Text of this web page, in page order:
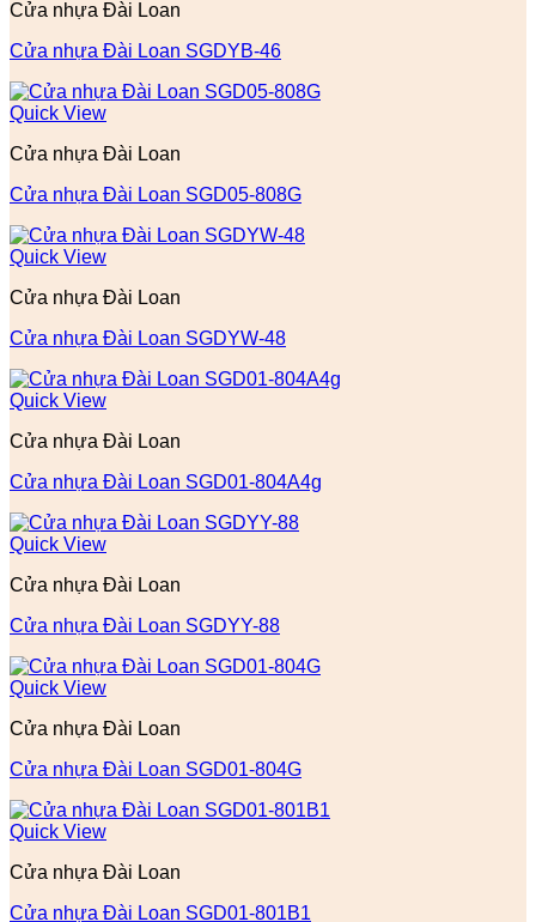
Cửa nhựa Đài Loan
Cửa nhựa Đài Loan SGDYB-46
Quick View
Cửa nhựa Đài Loan
Cửa nhựa Đài Loan SGD05-808G
Quick View
Cửa nhựa Đài Loan
Cửa nhựa Đài Loan SGDYW-48
Quick View
Cửa nhựa Đài Loan
Cửa nhựa Đài Loan SGD01-804A4g
Quick View
Cửa nhựa Đài Loan
Cửa nhựa Đài Loan SGDYY-88
Quick View
Cửa nhựa Đài Loan
Cửa nhựa Đài Loan SGD01-804G
Quick View
Cửa nhựa Đài Loan
Cửa nhựa Đài Loan SGD01-801B1